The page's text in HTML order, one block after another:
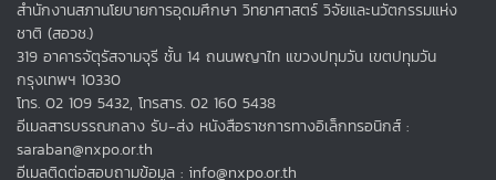
สำนักงานสภานโยบายการอุดมศึกษา วิทยาศาสตร์ วิจัยและนวัตกรรมแห่ง
ชาติ (สอวช.)
319 อาคารจัตุรัสจามจุรี ชั้น 14 ถนนพญาไท แขวงปทุมวัน เขตปทุมวัน
กรุงเทพฯ 10330
โทร. 02 109 5432, โทรสาร. 02 160 5438
อีเมลสารบรรณกลาง รับ-ส่ง หนังสือราชการทางอิเล็กทรอนิกส์ :
saraban@nxpo.or.th
อีเมลติดต่อสอบถามข้อมูล : info@nxpo.or.th